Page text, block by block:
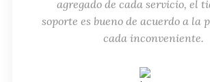
agregado de cada servicio, el
soporte es bueno de acuerdo a la
cada inconveniente.